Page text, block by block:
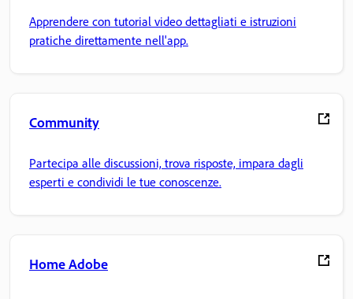
Apprendere con tutorial video dettagliati e istruzioni
pratiche direttamente nell'app.
Community
Partecipa alle discussioni, trova risposte, impara dagli
esperti e condividi le tue conoscenze.
Home Adobe